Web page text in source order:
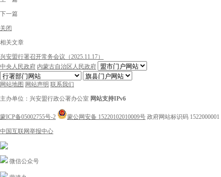
下一篇
关闭
相关文章
兴安盟行署召开常务会议（2025.11.17）
中央人民政府 内蒙古自治区人民政府
网站地图 网站声明 联系我们
主办单位：兴安盟行政公署办公室 网站支持IPv6
蒙ICP备05002755号-2 蒙公网安备 15220102010009号 政府网站标识码 1522000001
中国互联网举报中心
微信公众号